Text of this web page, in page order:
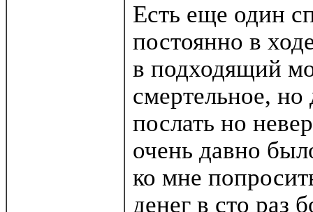
Есть еще один
постоянно в
в подходящий
смертельное, но
послать но
очень давно
ко мне
денег в сто раз